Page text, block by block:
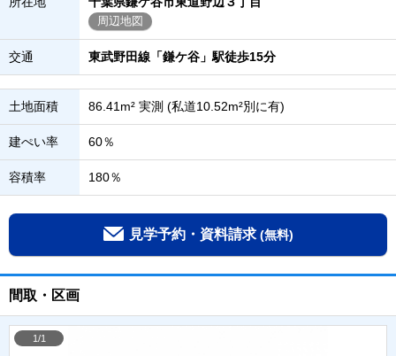
周辺地図
交通 東武野田線「鎌ケ谷」駅徒歩15分
土地面積 86.41m² 実測 (私道10.52m²別に有)
建ぺい率 60％
容積率 180％
見学予約・資料請求 (無料)
間取・区画
1/1